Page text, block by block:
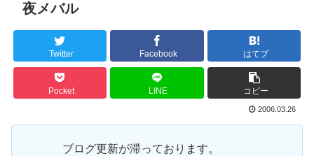
夜メバル
Twitter Facebook はてブ
Pocket LINE コピー
2006.03.26
ブログ更新が滞っております。